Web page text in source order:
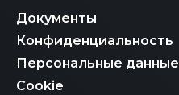
Документы
Конфиденциальность
Персональные данные
Cookie